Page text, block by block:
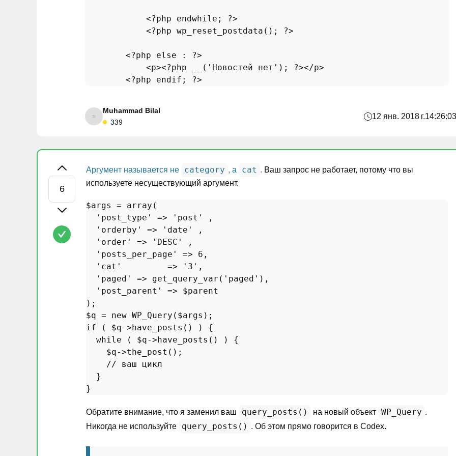
<?php endwhile ;
?>
<?php wp_reset_postdata (); ?>
<?php else :
?>
            <p>
<?php ( 'Новостей нет' ); ?></p>
<?php
endif ; ?>
Muhammad Bilal
339
12 янв. 2018 г.14:26:03
Аргумент называется не category , а cat . Ваш запрос не работает, потому что вы
используете несуществующий аргумент.
$args = array (
'post_type'
=> 'post'
,
'orderby'
=> 'date'
,
'order'
=> 'DESC'
,
'posts_per_page'
=> 6 ,
'cat'
         =>
'3' ,
'paged'
=> get_query_var ( 'paged' ),
'post_parent'
=> $parent
$q = new WP_Query ( $args
if ( $q->have_posts () ) {
while ( $q->have_posts () ) {
$q->the_post ();
// ваш цикл
  }
Обратите внимание, что я заменил ваш query_posts() на новый объект WP_Query .
Никогда не используйте
query_posts() . Об этом прямо говорится в Codex.